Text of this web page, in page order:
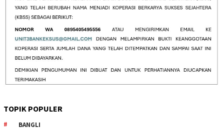
TOPIK POPULER
BANGLI